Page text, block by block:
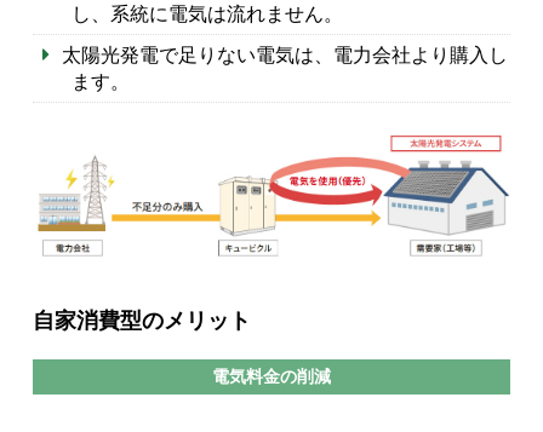
し、系統に電気は流れません。
太陽光発電で足りない電気は、電力会社より購入し
ます。
自家消費型のメリット
電気料金の削減